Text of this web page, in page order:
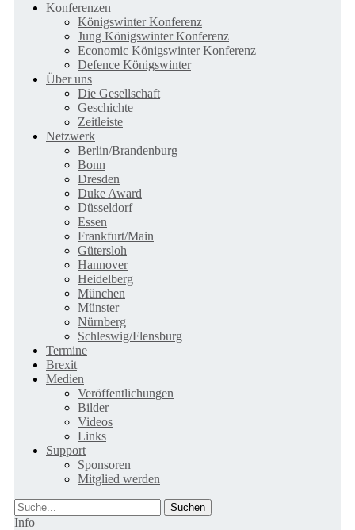
Konferenzen
Königswinter Konferenz
Jung Königswinter Konferenz
Economic Königswinter Konferenz
Defence Königswinter
Über uns
Die Gesellschaft
Geschichte
Zeitleiste
Netzwerk
Berlin/Brandenburg
Bonn
Dresden
Duke Award
Düsseldorf
Essen
Frankfurt/Main
Gütersloh
Hannover
Heidelberg
München
Münster
Nürnberg
Schleswig/Flensburg
Termine
Brexit
Medien
Veröffentlichungen
Bilder
Videos
Links
Support
Sponsoren
Mitglied werden
Suche
Info